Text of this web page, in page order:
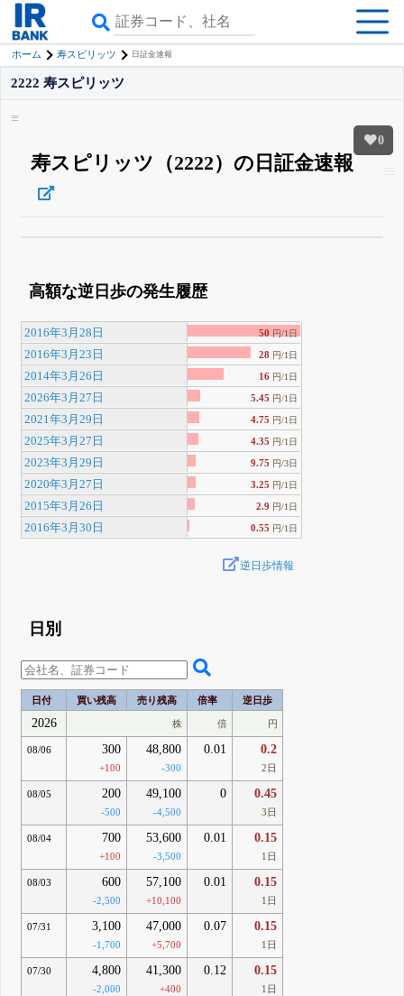
ホーム 寿スピリッツ 日証金速報
0
2222 寿スピリッツ
寿スピリッツ（2222）の日証金速報
登録すると永久30%OFFと米株版の先行利用も付きます
高額な逆日歩の発生履歴
2016年3月28日 50 円/1日
2016年3月23日 28 円/1日
2014年3月26日 16 円/1日
2026年3月27日 5.45 円/1日
2021年3月29日 4.75 円/1日
2025年3月27日 4.35 円/1日
2023年3月29日 9.75 円/3日
2020年3月27日 3.25 円/1日
2015年3月26日 2.9 円/1日
2016年3月30日 0.55 円/1日
逆日歩情報
日別
日付 買い残高 売り残高 倍率 逆日歩
2026 株 倍 円
08/06 300
+100
48,800
-300
0.01 0.2
2日
08/05 200
-500
49,100
-4,500
0 0.45
3日
08/04 700
+100
53,600
-3,500
0.01 0.15
1日
08/03 600
-2,500
57,100
+10,100
0.01 0.15
1日
07/31 3,100
-1,700
47,000
+5,700
0.07 0.15
1日
07/30 4,800
-2,000
41,300
+400
0.12 0.15
1日